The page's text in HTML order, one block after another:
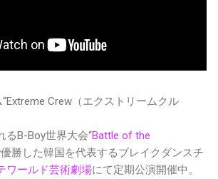
Crew（エクストリームクル
るB-Boy世界大会“Battle of the
勝した韓国を代表するブレイクダンスチ
ワールド芸術劇場にて定期公演開催中。